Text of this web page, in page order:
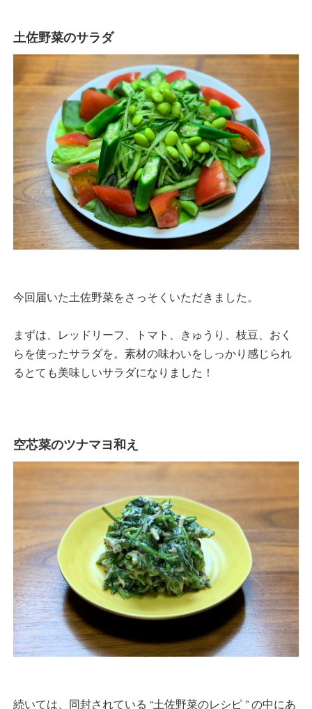
土佐野菜のサラダ
今回届いた土佐野菜をさっそくいただきました。
まずは、レッドリーフ、トマト、きゅうり、枝豆、おく
らを使ったサラダを。素材の味わいをしっかり感じられ
るとても美味しいサラダになりました！
空芯菜のツナマヨ和え
続いては、同封されている “土佐野菜のレシピ ” の中にあ